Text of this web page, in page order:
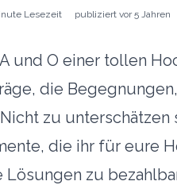
Lesezeit publiziert vor 5 Jahren
und O einer tollen
die
zu
die ihr für eure
Lösungen zu
Plattform
dass die